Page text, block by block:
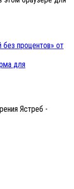
без процентов» от
для
Ястреб -